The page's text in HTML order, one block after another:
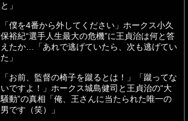
と」
「僕を4番から外してください」ホークス小久
保裕紀“選手人生最大の危機”に王貞治は何と答
えたか…「あれで逃げていたら、次も逃げてい
た」
「お前、監督の椅子を蹴るとは！」「蹴ってな
いですよ！」ホークス城島健司と王貞治の“大
騒動”の真相「俺、王さんに当たられた唯一の
男です（笑）」